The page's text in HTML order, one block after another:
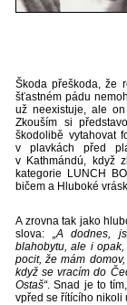
Škoda přeškoda, že
šťastném pádu
už neexistuje, ale
Zkouším si
škodolibě vytahovat
v plavkách před
v Kathmándú, když
kategorie LUNCH
bičem a Hluboké
A zrovna tak jako
slova:
„A dodnes,
blahobytu, ale i
pocit, že mám
když se vracím do
Ostaš“. Snad je to
vpřed se řítícího nikoli